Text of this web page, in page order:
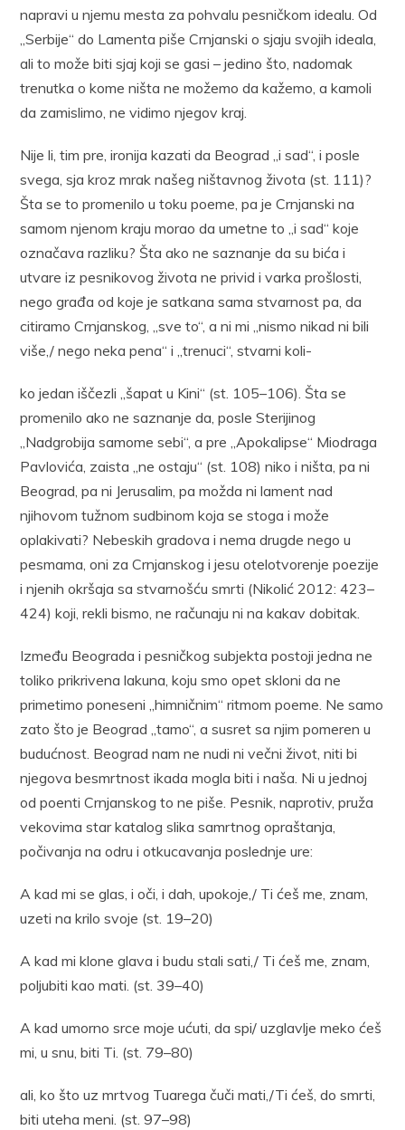
napravi u njemu mesta za pohvalu pesničkom idealu. Od
„Serbije“ do Lamenta piše Crnjanski o sjaju svojih ideala,
ali to može biti sjaj koji se gasi – jedino što, nadomak
trenutka o kome ništa ne možemo da kažemo, a kamoli
da zamislimo, ne vidimo njegov kraj.
Nije li, tim pre, ironija kazati da Beograd „i sad“, i posle
svega, sja kroz mrak našeg ništavnog života (st. 111)?
Šta se to promenilo u toku poeme, pa je Crnjanski na
samom njenom kraju morao da umetne to „i sad“ koje
označava razliku? Šta ako ne saznanje da su bića i
utvare iz pesnikovog života ne privid i varka prošlosti,
nego građa od koje je satkana sama stvarnost pa, da
citiramo Crnjanskog, „sve to“, a ni mi „nismo nikad ni bili
više,/ nego neka pena“ i „trenuci“, stvarni koli-
ko jedan iščezli „šapat u Kini“ (st. 105–106). Šta se
promenilo ako ne saznanje da, posle Sterijinog
„Nadgrobija samome sebi“, a pre „Apokalipse“ Miodraga
Pavlovića, zaista „ne ostaju“ (st. 108) niko i ništa, pa ni
Beograd, pa ni Jerusalim, pa možda ni lament nad
njihovom tužnom sudbinom koja se stoga i može
oplakivati? Nebeskih gradova i nema drugde nego u
pesmama, oni za Crnjanskog i jesu otelotvorenje poezije
i njenih okršaja sa stvarnošću smrti (Nikolić 2012: 423–
424) koji, rekli bismo, ne računaju ni na kakav dobitak.
Između Beograda i pesničkog subjekta postoji jedna ne
toliko prikrivena lakuna, koju smo opet skloni da ne
primetimo poneseni „himničnim“ ritmom poeme. Ne samo
zato što je Beograd „tamo“, a susret sa njim pomeren u
budućnost. Beograd nam ne nudi ni večni život, niti bi
njegova besmrtnost ikada mogla biti i naša. Ni u jednoj
od poenti Crnjanskog to ne piše. Pesnik, naprotiv, pruža
vekovima star katalog slika samrtnog opraštanja,
počivanja na odru i otkucavanja poslednje ure:
A kad mi se glas, i oči, i dah, upokoje,/ Ti ćeš me, znam,
uzeti na krilo svoje (st. 19–20)
A kad mi klone glava i budu stali sati,/ Ti ćeš me, znam,
poljubiti kao mati. (st. 39–40)
A kad umorno srce moje ućuti, da spi/ uzglavlje meko ćeš
mi, u snu, biti Ti. (st. 79–80)
ali, ko što uz mrtvog Tuarega čuči mati,/Ti ćeš, do smrti,
biti uteha meni. (st. 97–98)